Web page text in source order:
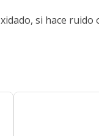
si hace